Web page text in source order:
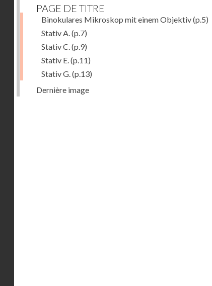
PAGE DE TITRE
Binokulares Mikroskop mit einem Objektiv(p.5)
Stativ A.(p.7)
Stativ C.(p.9)
Stativ E.(p.11)
Stativ G.(p.13)
Dernière image